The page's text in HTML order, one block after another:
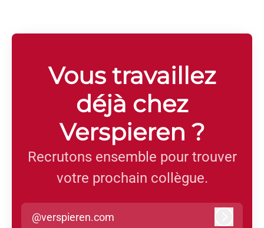
Vous travaillez
déjà chez
Verspieren ?
Recrutons ensemble pour trouver
votre prochain collègue.
@verspieren.com